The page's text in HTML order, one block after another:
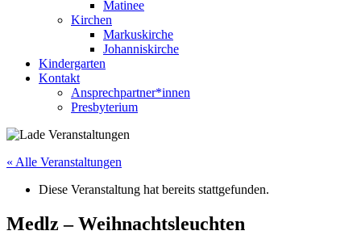
Matinee
Kirchen
Markuskirche
Johanniskirche
Kindergarten
Kontakt
Ansprechpartner*innen
Presbyterium
« Alle Veranstaltungen
Diese Veranstaltung hat bereits stattgefunden.
Medlz – Weihnachtsleuchten